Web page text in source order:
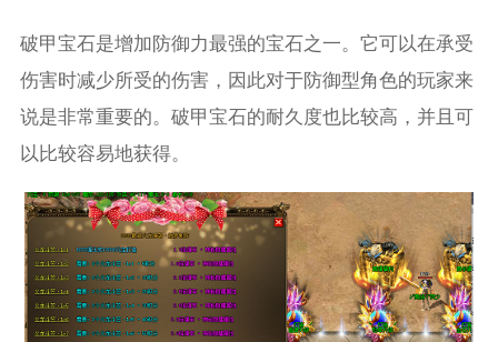
破甲宝石是增加防御力最强的宝石之一。它可以在承受
伤害时减少所受的伤害，因此对于防御型角色的玩家来
说是非常重要的。破甲宝石的耐久度也比较高，并且可
以比较容易地获得。